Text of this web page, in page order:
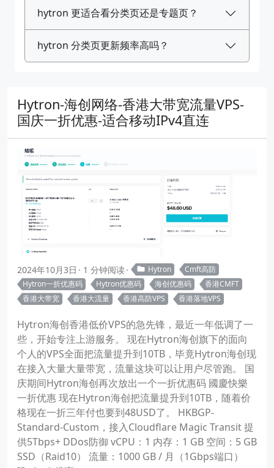
hytron 更适合看分类页还是专题页？
hytron 分类页更新频率高吗？
Hytron-海创网络-香港大带宽流量VPS-
国庆一折优惠-适合移动IPv4直连
2024年10月3日 1 分钟阅读 Hytron
Cmft高防
Hytron一折优惠码
Hytron优惠码 海创优惠码
香港CMFT
香港大带宽
香港大流量 香港高防VPS 香港落地VPS
Hytron海创香港低价VPS的急先锋，最近一年低调了一
些，开始专注上游服务。 现在Hytron海创旗下的面向
个人的VPS全面把流量提升到10TB，毕竟Hytron海创现
在接入大量大量带宽，流量这块可以让用户尽管跑。 国
庆期间Hytron海创再次放出一个一折优惠码 國慶快樂
一折优惠 现在Hytron海创把流量提升到10TB，随着价
格现在一折三年付也要到48USD了。 HKBGP-
Standard-Custom，接入Cloudflare Magic Transit 提
供5Tbps+ DDos防御 vCPU：1 内存：1 GB 空间：5 GB
SSD（Raid10） 流量：1000 GB / 月（1Gbps端口）